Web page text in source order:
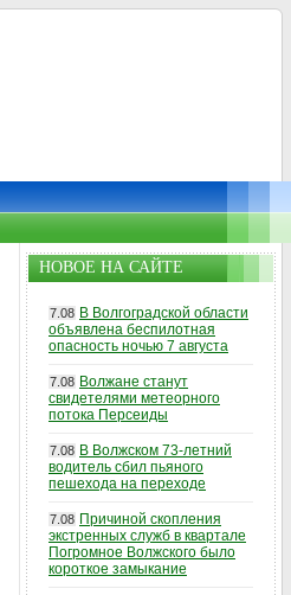
НОВОЕ НА САЙТЕ
7.08 В Волгоградской области
объявлена беспилотная
опасность ночью 7 августа
7.08 Волжане станут
свидетелями метеорного
потока Персеиды
7.08 В Волжском 73-летний
водитель сбил пьяного
пешехода на переходе
7.08 Причиной скопления
экстренных служб в квартале
Погромное Волжского было
короткое замыкание